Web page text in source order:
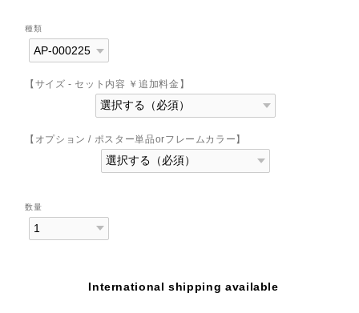
種類
【サイズ - セット内容 ￥追加料金】
【オプション / ポスター単品orフレームカラー】
数量
International shipping available